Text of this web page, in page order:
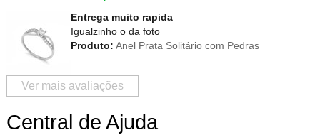
Entrega muito rapida
Igualzinho o da foto
Produto: Anel Prata Solitário com Pedras
Ver mais avaliações
Central de Ajuda